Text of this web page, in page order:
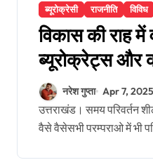
ब्यूरोक्रेसी राजनीति विविध
विकास की राह में
ब्यूरोक्रेट्स और
त्रिवेणी संगम?
नरेश गुप्ता Apr 7, 2025
उत्तराखंड। समय परिवर्तन शील है।जैसे जैसे समय बदलता है।
वैसे वैसेसभी परम्पराओ में भी